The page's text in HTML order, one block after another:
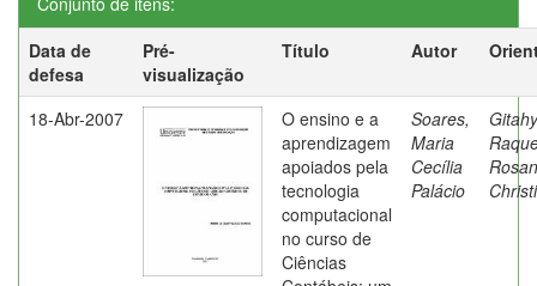
Data de
defesa
Pré-
visualização
Título Autor
18-Abr-2007
O ensino e a
aprendizagem
apoiados pela
tecnologia
computacional
no curso de
Ciências
Soares,
Maria
Cecília
Palácio
Rosan